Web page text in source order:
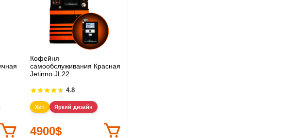
Кофейня
самообслуживания Красная
Jetinno JL22
4.8
Хит Яркий дизайн
4900$